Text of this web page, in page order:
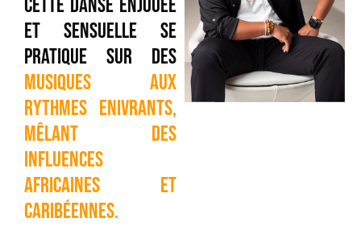
Cette danse enjouée
et sensuelle se
pratique sur des
musiques aux
rythmes enivrants,
mêlant des
influences
africaines et
caribéennes.